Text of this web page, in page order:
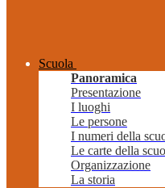
Scuola
Panoramica
Presentazione
I luoghi
Le persone
I numeri della
Le carte della
Organizzazione
La storia